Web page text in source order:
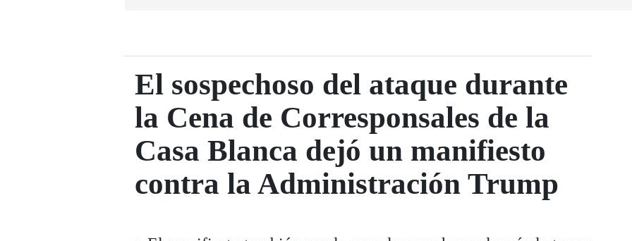
El sospechoso del ataque durante
la Cena de Corresponsales de la
Casa Blanca dejó un manifiesto
contra la Administración Trump